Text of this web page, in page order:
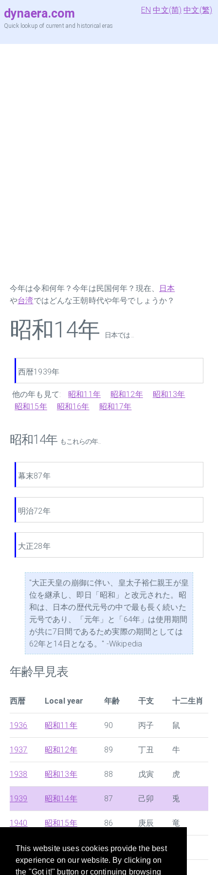
This website uses cookies provide the best
experience on our website. By clicking on
the "Got it!" button or continuing browsing
dynaera.com
Quick lookup of current and historical eras
EN 中文(简) 中文(繁)
今年は令和何年？今年は民国何年？現在、
日本
や台湾ではどんな王朝時代や年号でしょうか？
昭和14年 日本では ...
西暦1939年
他の年も見て: 昭和11年 昭和12年
昭和13年
昭和15年
昭和16年 昭和17年
昭和14年 もこれらの年...
幕末87年
明治72年
大正28年
"大正天皇の崩御に伴い、皇太子裕仁親王が皇
位を継承し、即日「昭和」と改元された。昭
和は、日本の歴代元号の中で最も長く続いた
元号であり、「元年」と「64年」は使用期間
が共に7日間であるため実際の期間としては
62年と14日となる。" -Wikipedia
年齢早見表
西暦 Local year 年齢 干支 十二生肖
1936 昭和11年 90 丙子 鼠
1937 昭和12年 89 丁丑 牛
1938 昭和13年 88 戊寅 虎
1939 昭和14年 87 己卯 兎
1940 昭和15年 86 庚辰 竜
1941 昭和16年 85 辛巳
1942 昭和17年 84 壬午